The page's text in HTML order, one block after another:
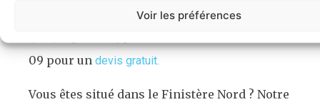
Voir les préférences
Contactez Monsieur Jamme via
09 pour un devis gratuit.
Vous êtes situé dans le Finistère Nord ? Notre